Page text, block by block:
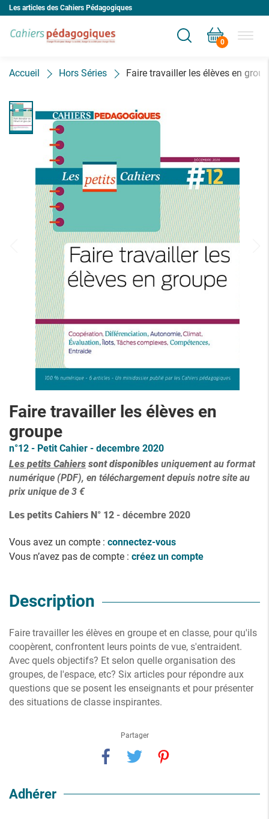
Les articles des Cahiers Pédagogiques
0
Votre panier est vide
Accueil Hors Séries Faire travailler les élèves en
Faire travailler les élèves en
groupe
n°12 - Petit Cahier - decembre 2020
Les petits Cahiers sontdisponibles uniquement au format
numérique (PDF), en téléchargement depuis notre site au
prix unique de 3 €
Les petits Cahiers N° 12 - décembre 2020
Vous avez un compte : connectez-vous
Vous n’avez pas de compte : créez un compte
Description
Faire travailler les élèves en groupe et en classe, pour qu'ils
coopèrent, confrontent leurs points de vue, s'entraident.
Avec quels objectifs? Et selon quelle organisation des
groupes, de l'espace, etc? Six articles pour répondre aux
questions que se posent les enseignants et pour présenter
des situations de classe inspirantes.
Partager
Adhérer